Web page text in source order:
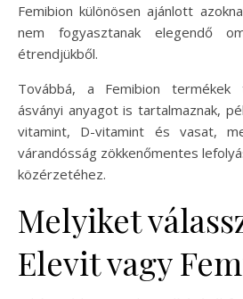
Femibion különösen ajánlott
nem fogyasztanak elegendő
étrendjükből.
Továbbá, a Femibion
ásványi anyagot is tartalmaznak,
vitamint, D-vitamint és vasat,
várandósság zökkenőmentes
közérzetéhez.
Melyiket
Elevit vagy